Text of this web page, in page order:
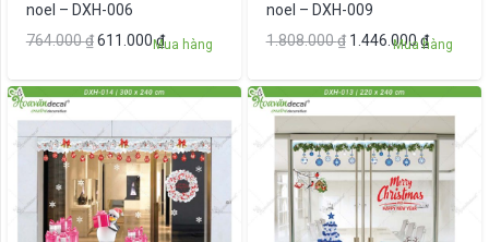
noel – DXH-006
764.000₫ Giá
là:
611.000₫Giá
tại
611.000 ₫.
Mua hàng
noel – DXH-009
1.808.000₫ Giá
là:
1.808.000 ₫.
1.446.000₫Giá
tại
là:
Mua hàng